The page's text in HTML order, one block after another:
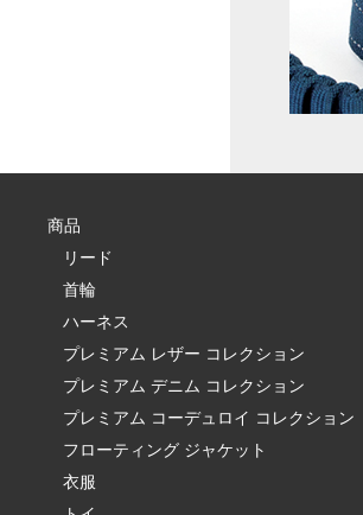
商品
リード
首輪
ハーネス
プレミアム レザー コレクション
プレミアム デニム コレクション
プレミアム コーデュロイ コレクション
フローティング ジャケット
衣服